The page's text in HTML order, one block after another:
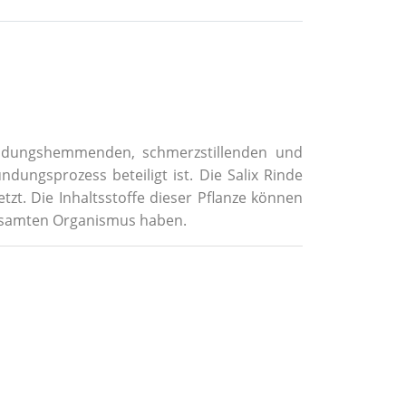
schmerzstillenden und
beteiligt ist. Die Salix Rinde
Die Inhaltsstoffe dieser Pflanze können
Organismus haben.